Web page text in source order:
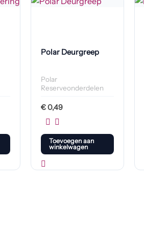
Polar Deurgreep
Polar
Reserveonderdelen
€0,49
Toevoegen aan
winkelwagen